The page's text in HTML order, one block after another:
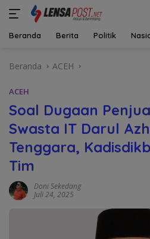
Beranda Berita Politik
Beranda ACEH
ACEH
Soal Dugaan
Swasta IT Darul
Tenggara,
Tim
Doni Sekedang
Juli 24, 2025